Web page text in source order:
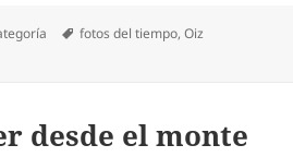
Etiquetas
fotos del tiempo,Oiz
nuevo amanecer en el monte Oiz
desde el monte